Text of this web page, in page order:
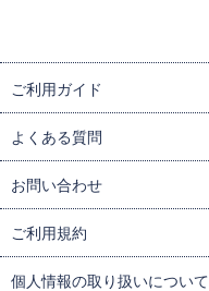
ご利用ガイド
よくある質問
お問い合わせ
ご利用規約
個人情報の取り扱いについて